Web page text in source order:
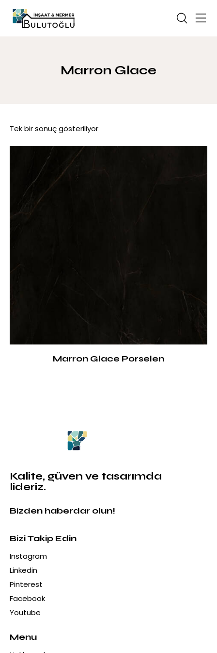
Marron Glace
Tek bir sonuç gösteriliyor
Marron Glace Porselen
Kalite, güven ve tasarımda
lideriz.
Bizden haberdar olun!
Bizi Takip Edin
Instagram
Linkedin
Pinterest
Facebook
Youtube
Menu